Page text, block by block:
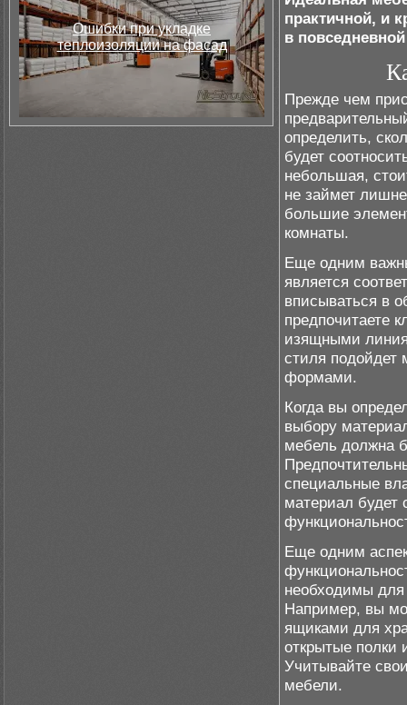
Ошибки при укладке
теплоизоляции на фасад
практичной, и
в
Прежде чем
определить,
будет
небольшая,
не займет
большие
комнаты.
Еще одним
является
вписываться в
предпочитаете
изящными
стиля
формами.
Когда вы
выбору
мебель должна
специальные
материал будет
Еще одним
необходимы для
Например, вы
ящиками для
открытые полки
Учитывайте
мебели.